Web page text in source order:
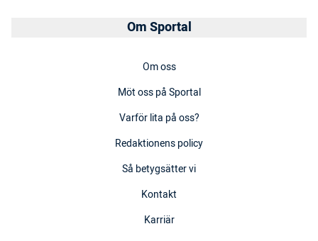
Om Sportal
Om oss
Möt oss på Sportal
Varför lita på oss?
Redaktionens policy
Så betygsätter vi
Kontakt
Karriär